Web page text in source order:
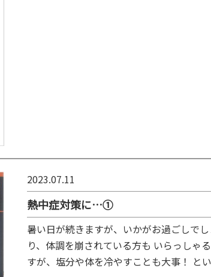
2023.07.11
熱中症対策に…①
暑い日が続きますが、いかがお過ごしで
り、体調を崩されている方も いらっしゃ
すが、塩分や体を冷やすことも大事！ と